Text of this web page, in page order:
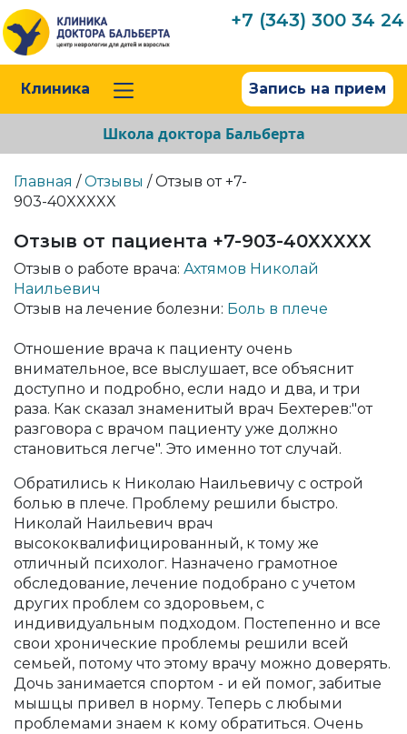
+7 (343) 300 34 24
Клиника Запись на прием
Школа доктора Бальберта
Главная / Отзывы / Отзыв от +7-
903-40XXXXX
Отзыв от пациента +7-903-40XXXXX
Отзыв о работе врача: Ахтямов Николай
Наильевич
Отзыв на лечение болезни: Боль в плече
Отношение врача к пациенту очень
внимательное, все выслушает, все объяснит
доступно и подробно, если надо и два, и три
раза. Как сказал знаменитый врач Бехтерев:"от
разговора с врачом пациенту уже должно
становиться легче". Это именно тот случай.
Обратились к Николаю Наильевичу с острой
болью в плече. Проблему решили быстро.
Николай Наильевич врач
высококвалифицированный, к тому же
отличный психолог. Назначено грамотное
обследование, лечение подобрано с учетом
других проблем со здоровьем, с
индивидуальным подходом. Постепенно и все
свои хронические проблемы решили всей
семьей, потому что этому врачу можно доверять.
Дочь занимается спортом - и ей помог, забитые
мышцы привел в норму. Теперь с любыми
проблемами знаем к кому обратиться. Очень